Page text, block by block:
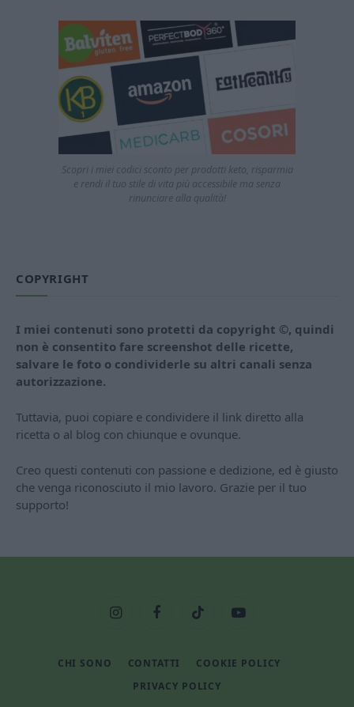
Scopri i miei codici sconto per prodotti keto, risparmia
e rendi il tuo stile di vita più accessibile ma senza
rinunciare alla qualità!
COPYRIGHT
I miei contenuti sono protetti da copyright ©, quindi
non è consentito fare screenshot delle ricette,
salvare le foto o condividerle su altri canali senza
autorizzazione.
Tuttavia, puoi copiare e condividere il link diretto alla
ricetta o al blog con chiunque e ovunque.
Creo questi contenuti con passione e dedizione, ed è giusto
che venga riconosciuto il mio lavoro. Grazie per il tuo
supporto!
InstagramFacebookTikTok YouTube
CHI SONO CONTATTI
COOKIE POLICY
PRIVACY POLICY